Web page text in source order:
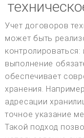
Учет договоров
может быть
выполнение
обеспечивает
хранения.
адресации
точное указание
Такой подход